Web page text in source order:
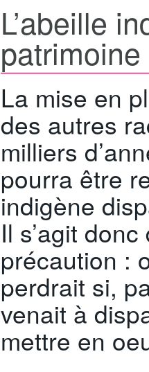
L’abeille
La mise en
des autres
milliers
pourra être
indigène
Il s’agit
précaution :
perdrait si,
venait à
mettre en